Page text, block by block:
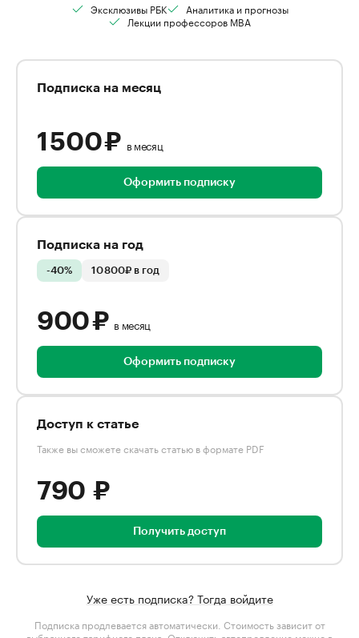
Эксклюзивы РБК
Аналитика и прогнозы
Лекции профессоров MBA
Подписка на месяц
1 500 ₽ в месяц
Оформить подписку
Подписка на год
-40% 10 800₽ в год
900 ₽ в месяц
Оформить подписку
Доступ к статье
Также вы сможете скачать статью в формате PDF
790 ₽
Получить доступ
Уже есть подписка? Тогда войдите
Подписка продлевается автоматически. Стоимость зависит от